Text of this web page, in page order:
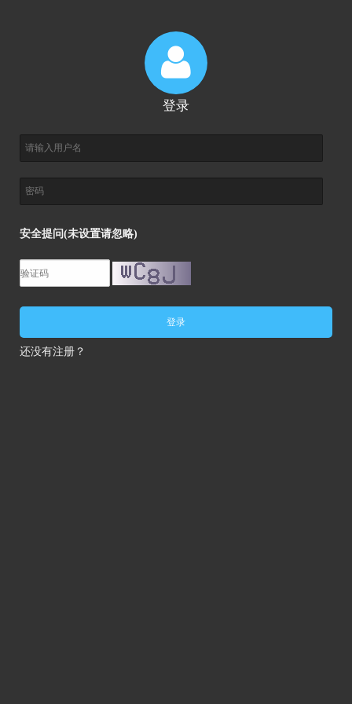
登录
安全提问(未设置请忽略)
登录
还没有注册？